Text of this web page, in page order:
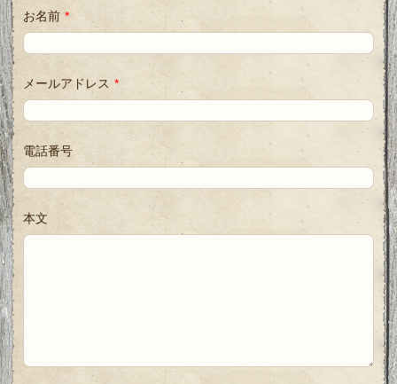
お名前 *
メールアドレス *
電話番号
本文